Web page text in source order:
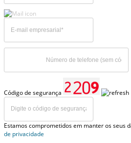
Código de segurança
Estamos comprometidos em manter os seus
de privacidade